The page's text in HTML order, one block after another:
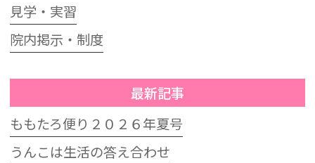
見学・実習
院内掲示・制度
最新記事
ももたろ便り２０２６年夏号
うんこは生活の答え合わせ